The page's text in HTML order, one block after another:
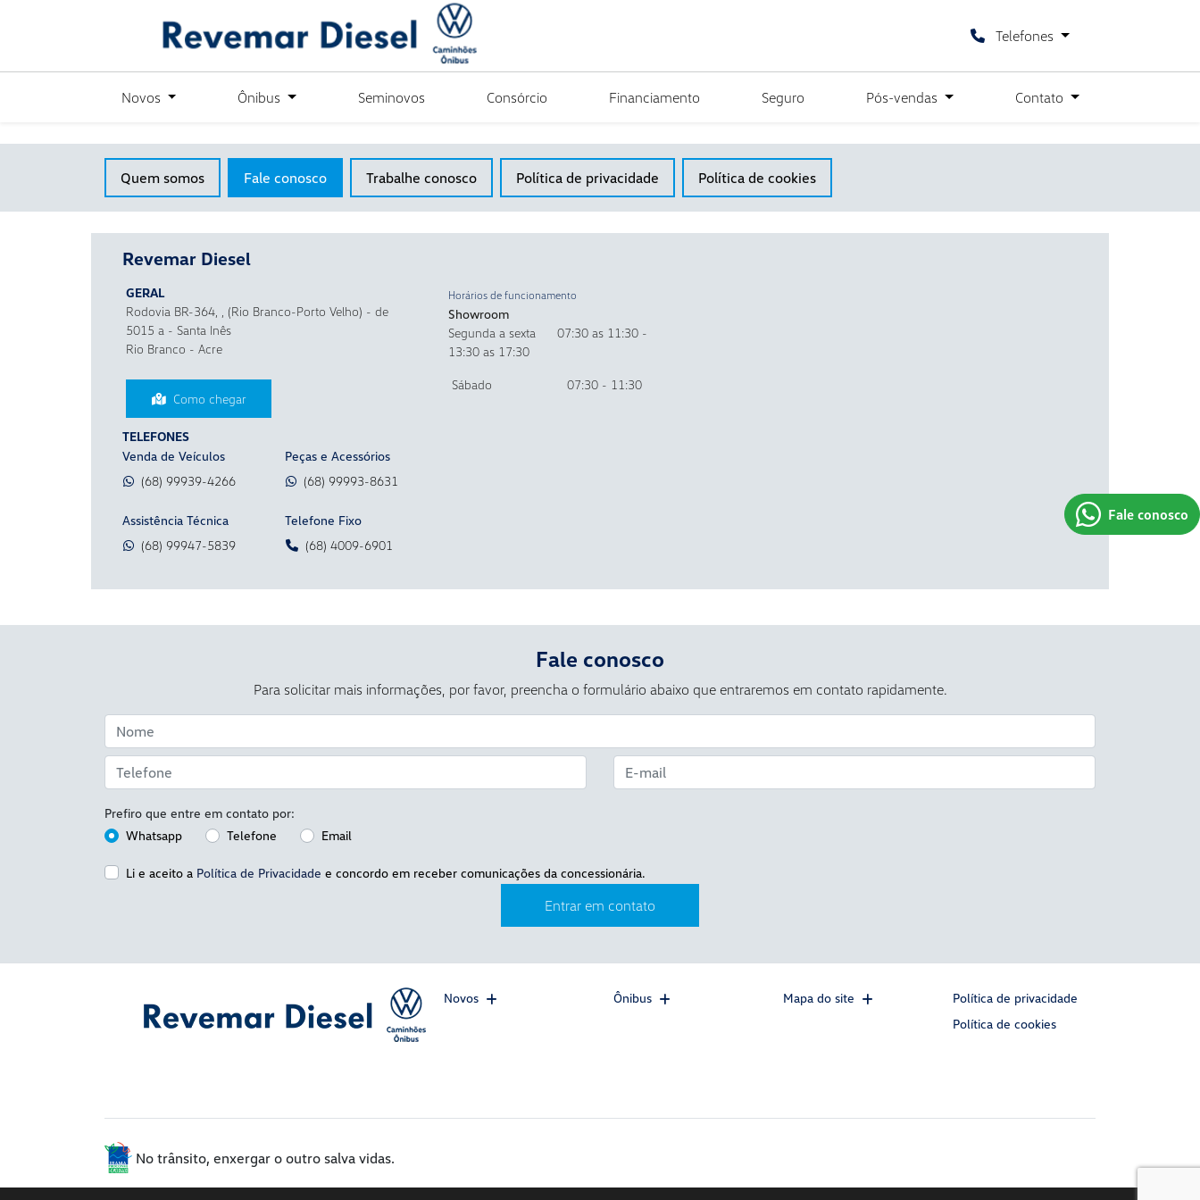
Telefones
Novos Ônibus Seminovos Consórcio Financiamento Seguro Pós-vendas Contato
Quem somos Fale conosco Trabalhe conosco Política de privacidade Política de cookies
Revemar Diesel
GERAL
Rodovia BR-364, , (Rio Branco-Porto Velho) - de
5015 a - Santa Inês
Rio Branco - Acre
Como chegar
TELEFONES
Venda de Veículos
(68) 99939-4266
Peças e Acessórios
(68) 99993-8631
Assistência Técnica
(68) 99947-5839
Telefone Fixo
(68) 4009-6901
Horários de funcionamento
Showroom
Segunda a sexta 07:30 as 11:30 -
13:30 as 17:30
Sábado 07:30 - 11:30
Fale conosco
Para solicitar mais informações, por favor, preencha o formulário abaixo que entraremos em contato rapidamente.
Prefiro que entre em contato por:
Whatsapp
Telefone Email
Li e aceito a Política de Privacidade e concordo em receber comunicações da concessionária.
Entrar em contato
Novos Ônibus Mapa do site
Política de privacidade
Política de cookies
No trânsito, enxergar o outro salva vidas.
Fale conosco